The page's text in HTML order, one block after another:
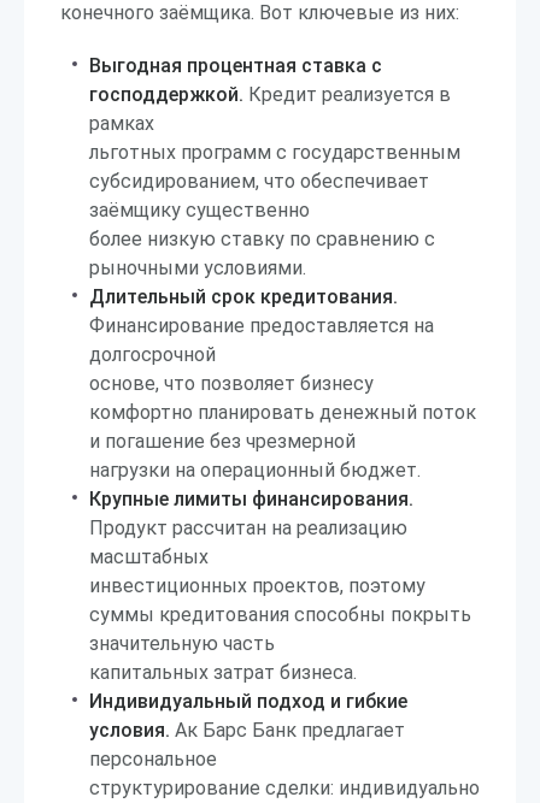
конечного заёмщика. Вот ключевые из них:
Выгодная процентная ставка с
господдержкой. Кредит реализуется в
рамках
льготных программ с государственным
субсидированием, что обеспечивает
заёмщику существенно
более низкую ставку по сравнению с
рыночными условиями.
Длительный срок кредитования.
Финансирование предоставляется на
долгосрочной
основе, что позволяет бизнесу
комфортно планировать денежный поток
и погашение без чрезмерной
нагрузки на операционный бюджет.
Крупные лимиты финансирования.
Продукт рассчитан на реализацию
масштабных
инвестиционных проектов, поэтому
суммы кредитования способны покрыть
значительную часть
капитальных затрат бизнеса.
Индивидуальный подход и гибкие
условия. Ак Барс Банк предлагает
персональное
структурирование сделки: индивидуально